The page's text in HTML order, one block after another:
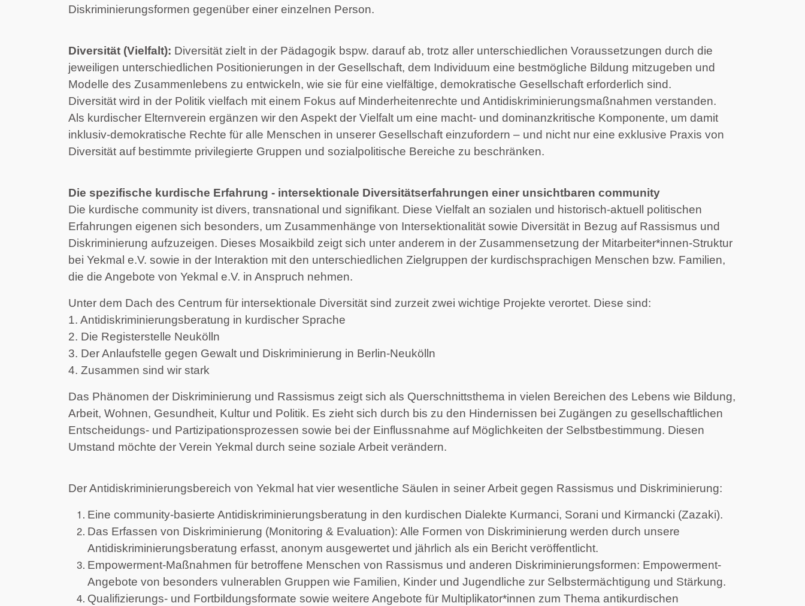
Diskriminierungsformen gegenüber einer einzelnen Person.
Diversität (Vielfalt): Diversität zielt in der Pädagogik bspw. darauf ab, trotz aller unterschiedlichen Voraussetzungen durch die
jeweiligen unterschiedlichen Positionierungen in der Gesellschaft, dem Individuum eine bestmögliche Bildung mitzugeben und
Modelle des Zusammenlebens zu entwickeln, wie sie für eine vielfältige, demokratische Gesellschaft erforderlich sind.
Diversität wird in der Politik vielfach mit einem Fokus auf Minderheitenrechte und Antidiskriminierungsmaßnahmen verstanden.
Als kurdischer Elternverein ergänzen wir den Aspekt der Vielfalt um eine macht- und dominanzkritische Komponente, um damit
inklusiv-demokratische Rechte für alle Menschen in unserer Gesellschaft einzufordern – und nicht nur eine exklusive Praxis von
Diversität auf bestimmte privilegierte Gruppen und sozialpolitische Bereiche zu beschränken.
Die spezifische kurdische Erfahrung - intersektionale Diversitätserfahrungen einer unsichtbaren community
Die kurdische community ist divers, transnational und signifikant. Diese Vielfalt an sozialen und historisch-aktuell politischen
Erfahrungen eigenen sich besonders, um Zusammenhänge von Intersektionalität sowie Diversität in Bezug auf Rassismus und
Diskriminierung aufzuzeigen. Dieses Mosaikbild zeigt sich unter anderem in der Zusammensetzung der Mitarbeiter*innen-Struktur
bei Yekmal e.V. sowie in der Interaktion mit den unterschiedlichen Zielgruppen der kurdischsprachigen Menschen bzw. Familien,
die die Angebote von Yekmal e.V. in Anspruch nehmen.
Unter dem Dach des Centrum für intersektionale Diversität sind zurzeit zwei wichtige Projekte verortet. Diese sind:
1. Antidiskriminierungsberatung in kurdischer Sprache
2. Die Registerstelle Neukölln
3. Der Anlaufstelle gegen Gewalt und Diskriminierung in Berlin-Neukölln
4. Zusammen sind wir stark
Das Phänomen der Diskriminierung und Rassismus zeigt sich als Querschnittsthema in vielen Bereichen des Lebens wie Bildung,
Arbeit, Wohnen, Gesundheit, Kultur und Politik. Es zieht sich durch bis zu den Hindernissen bei Zugängen zu gesellschaftlichen
Entscheidungs- und Partizipationsprozessen sowie bei der Einflussnahme auf Möglichkeiten der Selbstbestimmung. Diesen
Umstand möchte der Verein Yekmal durch seine soziale Arbeit verändern.
Der Antidiskriminierungsbereich von Yekmal hat vier wesentliche Säulen in seiner Arbeit gegen Rassismus und Diskriminierung:
Eine community-basierte Antidiskriminierungsberatung in den kurdischen Dialekte Kurmanci, Sorani und Kirmancki (Zazaki).
Das Erfassen von Diskriminierung (Monitoring & Evaluation): Alle Formen von Diskriminierung werden durch unsere
Antidiskriminierungsberatung erfasst, anonym ausgewertet und jährlich als ein Bericht veröffentlicht.
Empowerment-Maßnahmen für betroffene Menschen von Rassismus und anderen Diskriminierungsformen: Empowerment-
Angebote von besonders vulnerablen Gruppen wie Familien, Kinder und Jugendliche zur Selbstermächtigung und Stärkung.
Qualifizierungs- und Fortbildungsformate sowie weitere Angebote für Multiplikator*innen zum Thema antikurdischen